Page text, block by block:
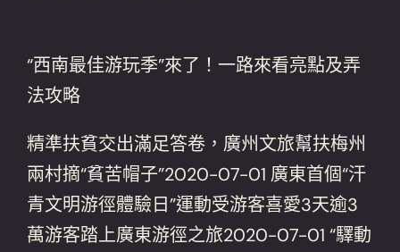
“西南最佳游玩季”來了！一路來看亮點及弄
法攻略
精準扶貧交出滿足答卷，廣州文旅幫扶梅州
兩村摘“貧苦帽子”2020-07-01 廣東首個“汗
青文明游徑體驗日”運動受游客喜愛3天逾3
萬游客踏上廣東游徑之旅2020-07-01 “驛動